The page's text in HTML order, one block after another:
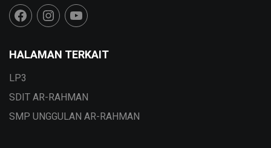
HALAMAN TERKAIT
LP3
SDIT AR-RAHMAN
SMP UNGGULAN AR-RAHMAN